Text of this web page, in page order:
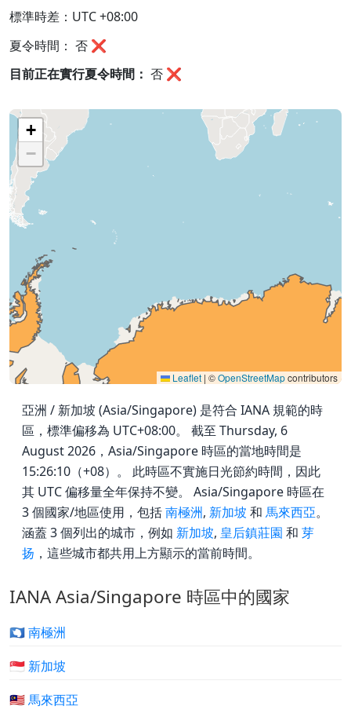
標準時差：UTC +08:00
夏令時間： 否 ❌
目前正在實行夏令時間： 否 ❌
+
−
Leaflet | ©OpenStreetMapcontributors
亞洲 / 新加坡 (Asia/Singapore) 是符合 IANA 規範的時
區，標準偏移為 UTC+08:00。 截至 Thursday, 6
August 2026，Asia/Singapore 時區的當地時間是
15:26:10（+08）。 此時區不實施日光節約時間，因此
其 UTC 偏移量全年保持不變。 Asia/Singapore 時區在
3 個國家/地區使用，包括南極洲, 新加坡 和 馬來西亞。
涵蓋 3 個列出的城市，例如 新加坡, 皇后鎮莊園 和 芽
扬 ，這些城市都共用上方顯示的當前時間。
IANA Asia/Singapore 時區中的國家
🇦🇶 南極洲
🇸🇬 新加坡
🇲🇾 馬來西亞